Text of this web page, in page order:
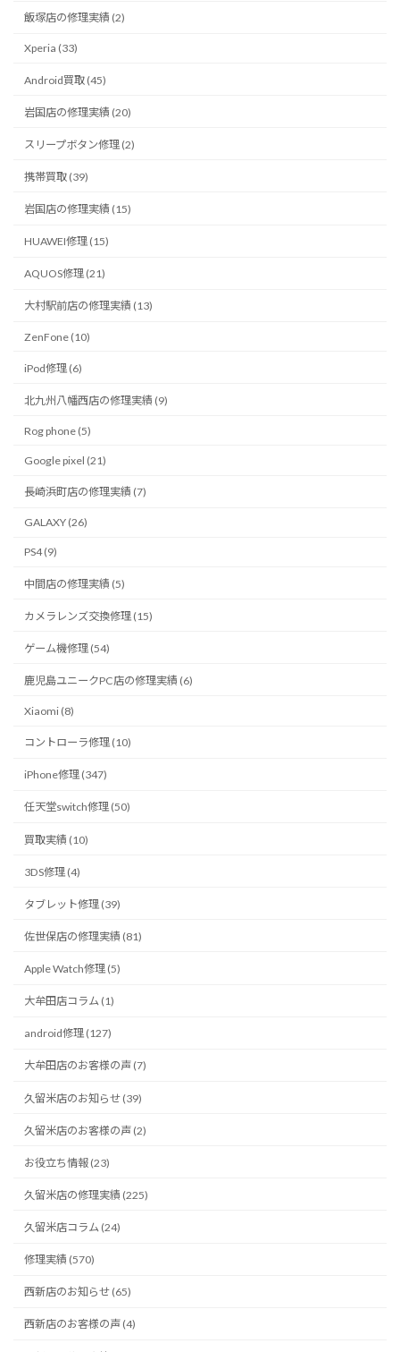
飯塚店の修理実績 (2)
Xperia (33)
Android買取 (45)
岩国店の修理実績 (20)
スリープボタン修理 (2)
携帯買取 (39)
岩国店の修理実績 (15)
HUAWEI修理 (15)
AQUOS修理 (21)
大村駅前店の修理実績 (13)
ZenFone (10)
iPod修理 (6)
北九州八幡西店の修理実績 (9)
Rog phone (5)
Google pixel (21)
長崎浜町店の修理実績 (7)
GALAXY (26)
PS4 (9)
中間店の修理実績 (5)
カメラレンズ交換修理 (15)
ゲーム機修理 (54)
鹿児島ユニークPC店の修理実績 (6)
Xiaomi (8)
コントローラ修理 (10)
iPhone修理 (347)
任天堂switch修理 (50)
買取実績 (10)
3DS修理 (4)
タブレット修理 (39)
佐世保店の修理実績 (81)
Apple Watch修理 (5)
大牟田店コラム (1)
android修理 (127)
大牟田店のお客様の声 (7)
久留米店のお知らせ (39)
久留米店のお客様の声 (2)
お役立ち情報 (23)
久留米店の修理実績 (225)
久留米店コラム (24)
修理実績 (570)
西新店のお知らせ (65)
西新店のお客様の声 (4)